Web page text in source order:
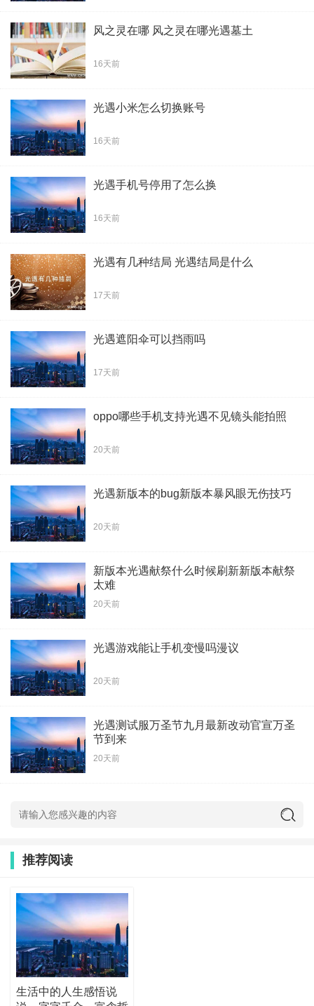
风之灵在哪 风之灵在哪光遇墓土
16天前
光遇小米怎么切换账号
16天前
光遇手机号停用了怎么换
16天前
光遇有几种结局 光遇结局是什么
17天前
光遇遮阳伞可以挡雨吗
17天前
oppo哪些手机支持光遇不见镜头能拍照
20天前
光遇新版本的bug新版本暴风眼无伤技巧
20天前
新版本光遇献祭什么时候刷新新版本献祭
太难
20天前
光遇游戏能让手机变慢吗漫议
20天前
光遇测试服万圣节九月最新改动官宣万圣
节到来
20天前
推荐阅读
生活中的人生感悟说